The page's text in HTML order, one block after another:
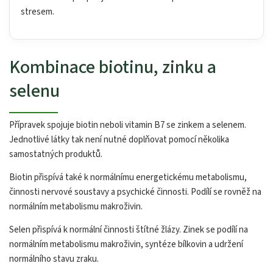
stresem.
Kombinace biotinu, zinku a
selenu
Přípravek spojuje biotin neboli vitamin B7 se zinkem a selenem.
Jednotlivé látky tak není nutné doplňovat pomocí několika
samostatných produktů.
Biotin přispívá také k normálnímu energetickému metabolismu,
činnosti nervové soustavy a psychické činnosti. Podílí se rovněž na
normálním metabolismu makroživin.
Selen přispívá k normální činnosti štítné žlázy. Zinek se podílí na
normálním metabolismu makroživin, syntéze bílkovin a udržení
normálního stavu zraku.